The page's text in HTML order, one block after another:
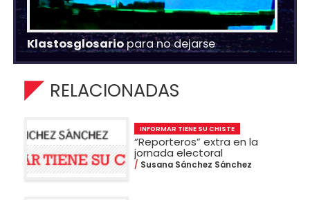
Klastosglosariopara no dejarse
RELACIONADAS
INFORMAR TIENE SU CHISTE
“Reporteros” extra en la
jornada electoral
Susana Sánchez Sánchez